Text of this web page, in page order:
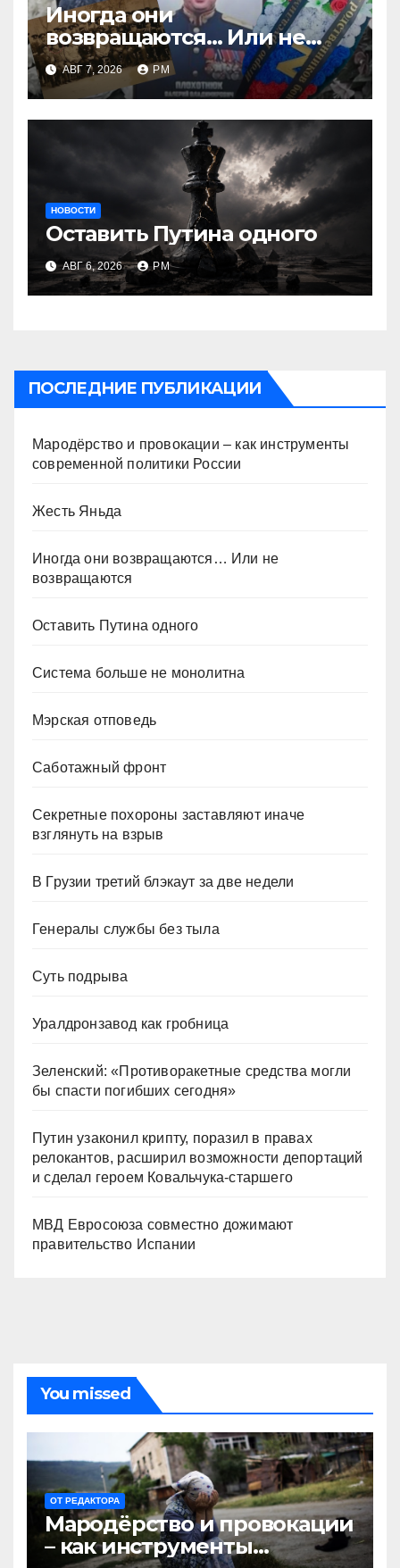
Иногда они
возвращаются… Или не
возвращаются
АВГ 7, 2026 РМ
НОВОСТИ
Оставить Путина одного
АВГ 6, 2026 РМ
ПОСЛЕДНИЕ ПУБЛИКАЦИИ
Мародёрство и провокации – как инструменты
современной политики России
Жесть Яньда
Иногда они возвращаются… Или не
возвращаются
Оставить Путина одного
Система больше не монолитна
Мэрская отповедь
Саботажный фронт
Секретные похороны заставляют иначе
взглянуть на взрыв
В Грузии третий блэкаут за две недели
Генералы службы без тыла
Суть подрыва
Уралдронзавод как гробница
Зеленский: «Противоракетные средства могли
бы спасти погибших сегодня»
Путин узаконил крипту, поразил в правах
релокантов, расширил возможности депортаций
и сделал героем Ковальчука-старшего
МВД Евросоюза совместно дожимают
правительство Испании
You missed
ОТ РЕДАКТОРА
Мародёрство и провокации
– как инструменты